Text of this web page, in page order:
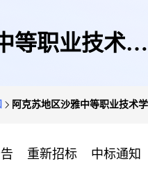
等职业技术学
阿克苏地区沙雅中等职业技术
重新招标 中标通知